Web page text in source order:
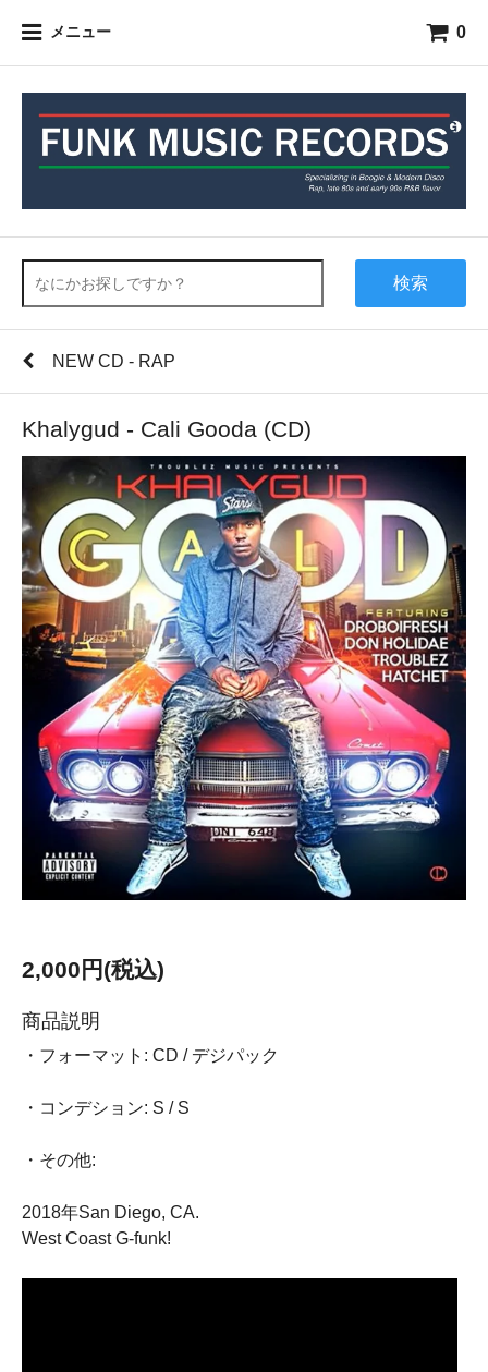
メニュー 0
検索
NEW CD - RAP
Khalygud - Cali Gooda (CD)
2,000円(税込)
商品説明
・フォーマット: CD / デジパック
・コンデション: S / S
・その他:
2018年San Diego, CA.
West Coast G-funk!